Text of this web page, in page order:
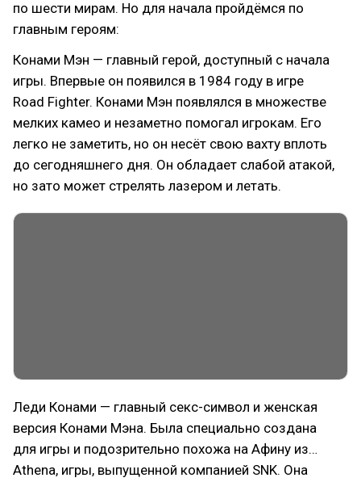
по шести мирам. Но для начала пройдёмся по
главным героям:
Конами Мэн — главный герой, доступный с начала
игры. Впервые он появился в 1984 году в игре
Road Fighter. Конами Мэн появлялся в множестве
мелких камео и незаметно помогал игрокам. Его
легко не заметить, но он несёт свою вахту вплоть
до сегодняшнего дня. Он обладает слабой атакой,
но зато может стрелять лазером и летать.
Леди Конами — главный секс-символ и женская
версия Конами Мэна. Была специально создана
для игры и подозрительно похожа на Афину из…
Athena, игры, выпущенной компанией SNK. Она